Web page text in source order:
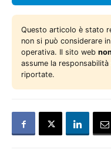
Questo articolo è stato
non si può considerare
operativa. Il sito web
assume la responsabilità
riportate.